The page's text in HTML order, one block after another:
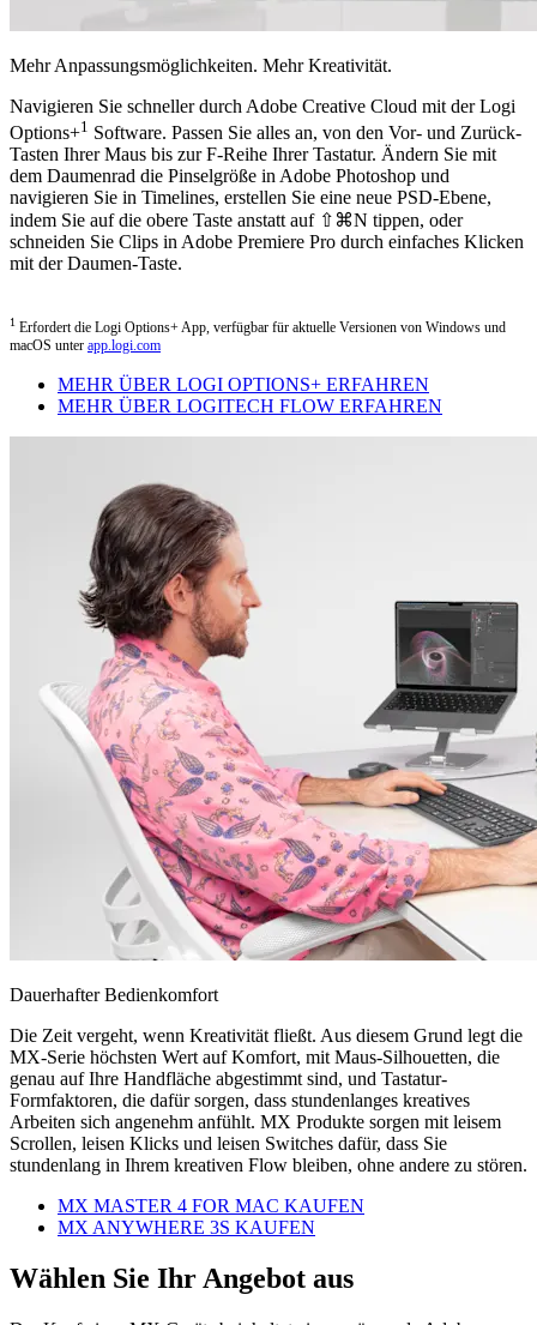
Mehr Anpassungsmöglichkeiten. Mehr Kreativität.
Navigieren Sie schneller durch Adobe Creative Cloud mit der Logi
Options+1 Software. Passen Sie alles an, von den Vor- und Zurück-
Tasten Ihrer Maus bis zur F-Reihe Ihrer Tastatur. Ändern Sie mit
dem Daumenrad die Pinselgröße in Adobe Photoshop und
navigieren Sie in Timelines, erstellen Sie eine neue PSD-Ebene,
indem Sie auf die obere Taste anstatt auf ⇧⌘N tippen, oder
schneiden Sie Clips in Adobe Premiere Pro durch einfaches Klicken
mit der Daumen-Taste.
1 Erfordert die Logi Options+ App, verfügbar für aktuelle Versionen von Windows und
macOS unter app.logi.com
MEHR ÜBER LOGI OPTIONS+ ERFAHREN
MEHR ÜBER LOGITECH FLOW ERFAHREN
Dauerhafter Bedienkomfort
Die Zeit vergeht, wenn Kreativität fließt. Aus diesem Grund legt die
MX-Serie höchsten Wert auf Komfort, mit Maus-Silhouetten, die
genau auf Ihre Handfläche abgestimmt sind, und Tastatur-
Formfaktoren, die dafür sorgen, dass stundenlanges kreatives
Arbeiten sich angenehm anfühlt. MX Produkte sorgen mit leisem
Scrollen, leisen Klicks und leisen Switches dafür, dass Sie
stundenlang in Ihrem kreativen Flow bleiben, ohne andere zu stören.
MX MASTER 4 FOR MAC KAUFEN
MX ANYWHERE 3S KAUFEN
Wählen Sie Ihr Angebot aus